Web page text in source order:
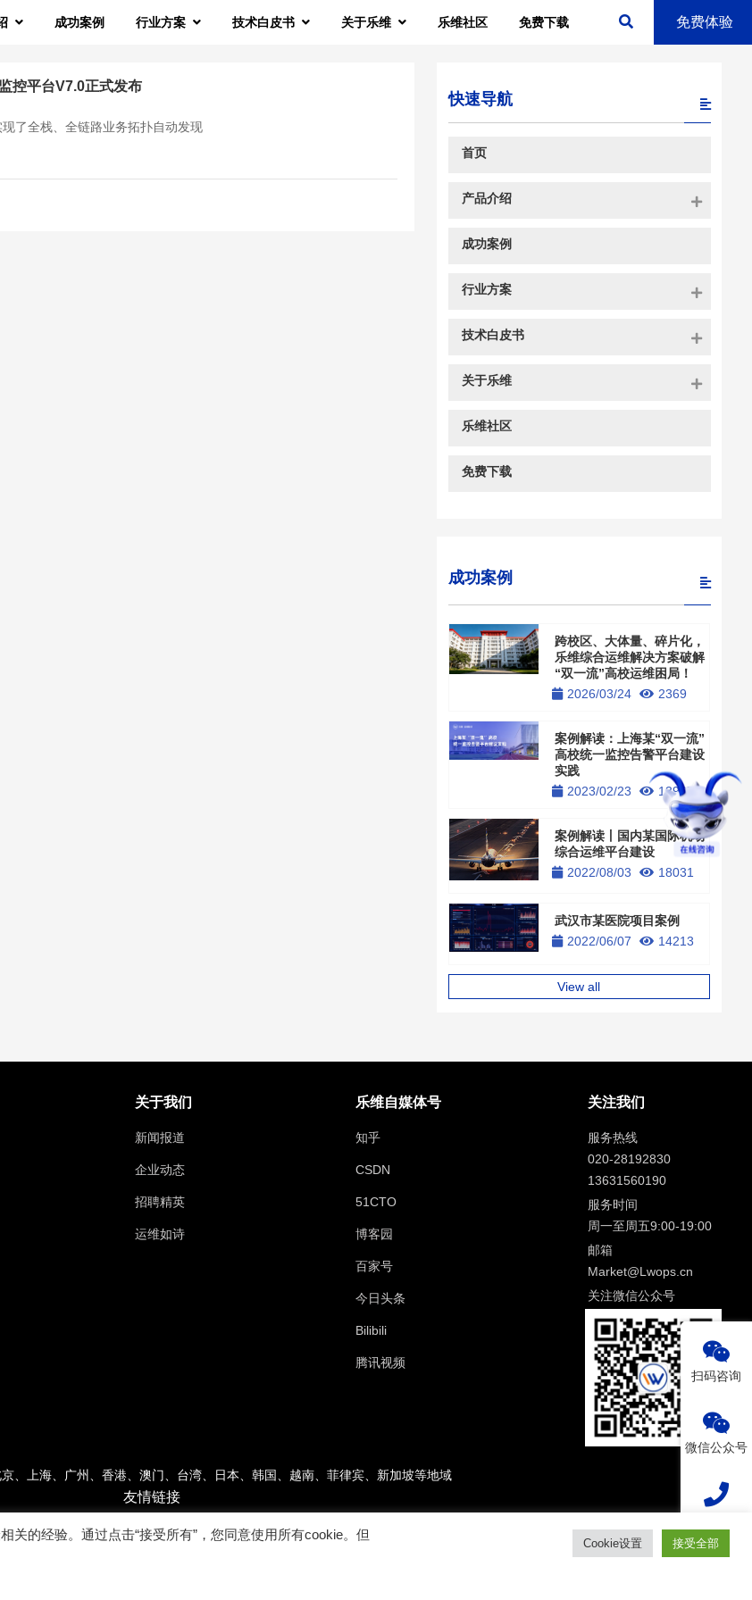
免费体验
成功案例 行业方案 技术白皮书 关于乐维 乐维社区 免费下载
控平台V7.0正式发布
了全栈、全链路业务拓扑自动发现
快速导航
首页
产品介绍
成功案例
行业方案
技术白皮书
关于乐维
乐维社区
免费下载
成功案例
跨校区、大体量、碎片化，
乐维综合运维解决方案破解
“双一流”高校运维困局！
2026/03/24
2369
案例解读：上海某“双一流”
高校统一监控告警平台建设
实践
2023/02/23
13987
案例解读丨国内某国际机场
综合运维平台建设
2022/08/03
18031
武汉市某医院项目案例
2022/06/07
14213
View all
关于我们
新闻报道
企业动态
招聘精英
运维如诗
乐维自媒体号
知乎
CSDN
51CTO
博客园
百家号
今日头条
Bilibili
腾讯视频
关注我们
服务热线
020-28192830
13631560190
服务时间
周一至周五9:00-19:00
邮箱
Market@Lwops.cn
关注微信公众号
、上海、广州、香港、澳门、台湾、日本、韩国、越南、菲律宾、新加坡等地域
友情链接
的经验。通过点击“接受所有”，您同意使用所有cookie。但
Cookie设置 接受全部
扫码咨询
微信公众号